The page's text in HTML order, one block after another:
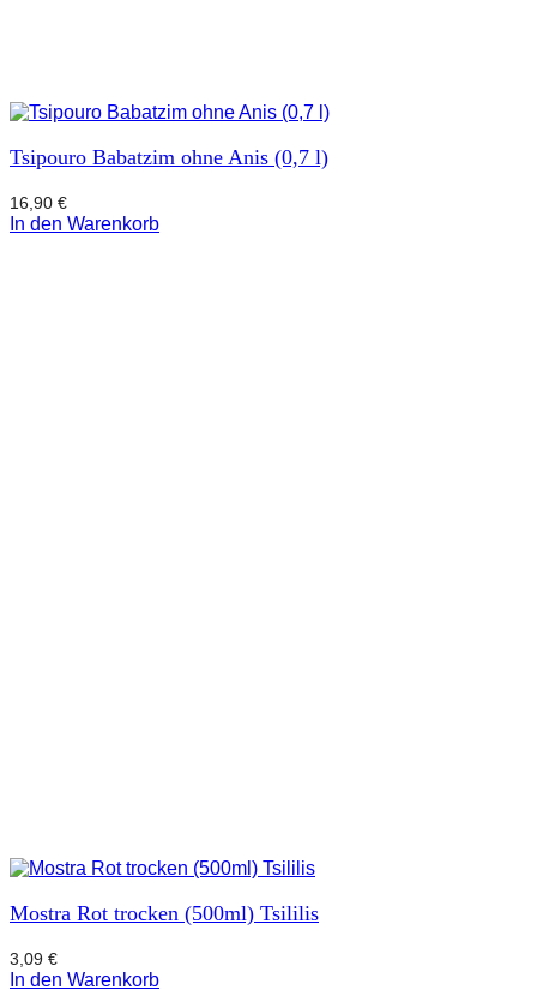
Tsipouro Babatzim ohne Anis (0,7 l)
16,90 €
In den Warenkorb
Mostra Rot trocken (500ml) Tsililis
3,09 €
In den Warenkorb